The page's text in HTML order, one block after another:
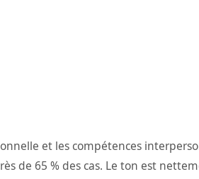
et les compétences
de 65 % des cas. Le ton est